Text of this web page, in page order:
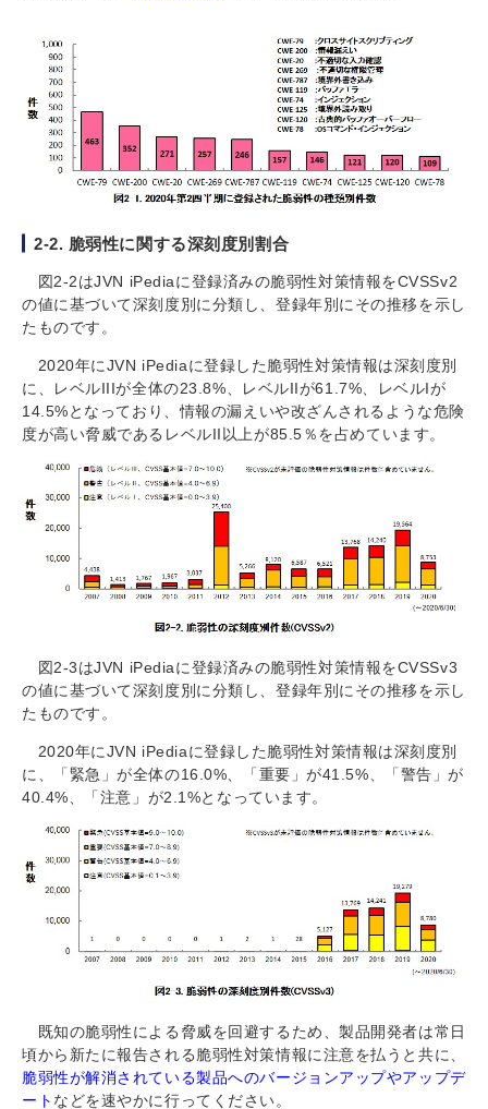
2-2. 脆弱性に関する深刻度別割合
図2-2はJVN iPediaに登録済みの脆弱性対策情報をCVSSv2
の値に基づいて深刻度別に分類し、登録年別にその推移を示し
たものです。
2020年にJVN iPediaに登録した脆弱性対策情報は深刻度別
に、レベルIIIが全体の23.8%、レベルIIが61.7%、レベルIが
14.5%となっており、情報の漏えいや改ざんされるような危険
度が高い脅威であるレベルII以上が85.5％を占めています。
図2-3はJVN iPediaに登録済みの脆弱性対策情報をCVSSv3
の値に基づいて深刻度別に分類し、登録年別にその推移を示し
たものです。
2020年にJVN iPediaに登録した脆弱性対策情報は深刻度別
に、「緊急」が全体の16.0%、「重要」が41.5%、「警告」が
40.4%、「注意」が2.1%となっています。
既知の脆弱性による脅威を回避するため、製品開発者は常日
頃から新たに報告される脆弱性対策情報に注意を払うと共に、
脆弱性が解消されている製品へのバージョンアップやアップデ
ート などを速やかに行ってください。